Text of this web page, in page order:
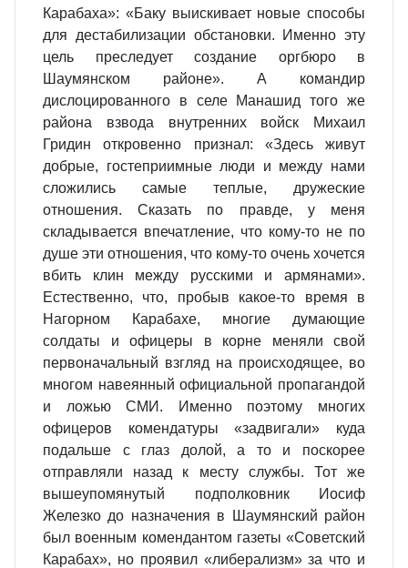
Карабаха»: «Баку выискивает новые способы
для дестабилизации обстановки. Именно эту
цель преследует создание оргбюро в
Шаумянском районе». А командир
дислоцированного в селе Манашид того же
района взвода внутренних войск Михаил
Гридин откровенно признал: «Здесь живут
добрые, гостеприимные люди и между нами
сложились самые теплые, дружеские
отношения. Сказать по правде, у меня
складывается впечатление, что кому-то не по
душе эти отношения, что кому-то очень хочется
вбить клин между русскими и армянами».
Естественно, что, пробыв какое-то время в
Нагорном Карабахе, многие думающие
солдаты и офицеры в корне меняли свой
первоначальный взгляд на происходящее, во
многом навеянный официальной пропагандой
и ложью СМИ. Именно поэтому многих
офицеров комендатуры «задвигали» куда
подальше с глаз долой, а то и поскорее
отправляли назад к месту службы. Тот же
вышеупомянутый подполковник Иосиф
Железко до назначения в Шаумянский район
был военным комендантом газеты «Советский
Карабах», но проявил «либерализм» за что и